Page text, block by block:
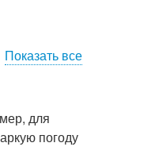
Показать все
для
погоду